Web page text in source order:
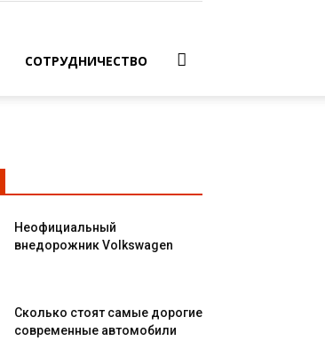
СОТРУДНИЧЕСТВО
Неофициальный
внедорожник Volkswagen
Сколько стоят самые дорогие
современные автомобили